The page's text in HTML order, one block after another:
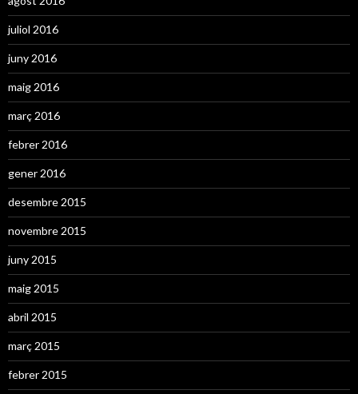
juliol 2016
juny 2016
maig 2016
març 2016
febrer 2016
gener 2016
desembre 2015
novembre 2015
juny 2015
maig 2015
abril 2015
març 2015
febrer 2015